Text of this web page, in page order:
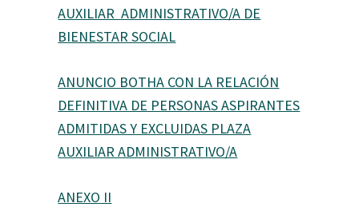
AUXILIAR ADMINISTRATIVO/A DE
BIENESTAR SOCIAL
ANUNCIO BOTHA CON LA RELACIÓN
DEFINITIVA DE PERSONAS ASPIRANTES
ADMITIDAS Y EXCLUIDAS PLAZA
AUXILIAR ADMINISTRATIVO/A
ANEXO II